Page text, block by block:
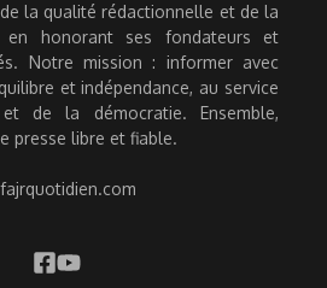
la qualité rédactionnelle et de la
en honorant ses fondateurs et
Notre mission : informer avec
et indépendance, au service
de la démocratie. Ensemble,
presse libre et fiable.